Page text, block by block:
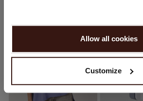
Allow all cookies
Customize
CONTINUER